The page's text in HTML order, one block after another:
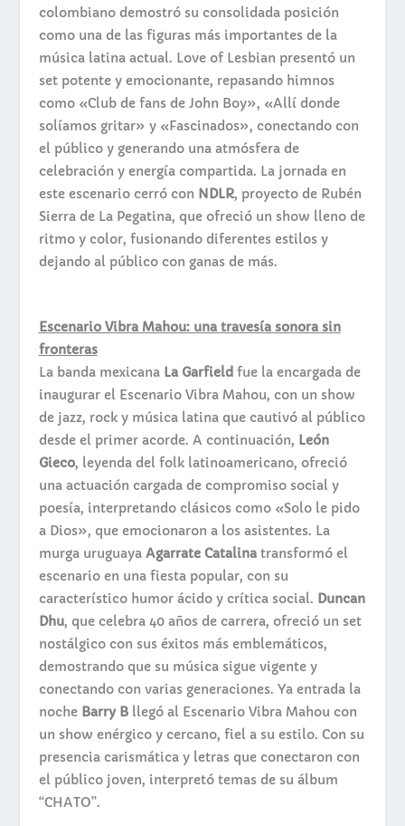
colombiano demostró su consolidada posición
como una de las figuras más importantes de la
música latina actual. Love of Lesbian presentó un
set potente y emocionante, repasando himnos
como «Club de fans de John Boy», «Allí donde
solíamos gritar» y «Fascinados», conectando con
el público y generando una atmósfera de
celebración y energía compartida. La jornada en
este escenario cerró con NDLR, proyecto de Rubén
Sierra de La Pegatina, que ofreció un show lleno de
ritmo y color, fusionando diferentes estilos y
dejando al público con ganas de más.
Escenario Vibra Mahou: una travesía sonora sin
fronteras
La banda mexicana La Garfield fue la encargada de
inaugurar el Escenario Vibra Mahou, con un show
de jazz, rock y música latina que cautivó al público
desde el primer acorde. A continuación, León
Gieco, leyenda del folk latinoamericano, ofreció
una actuación cargada de compromiso social y
poesía, interpretando clásicos como «Solo le pido
a Dios», que emocionaron a los asistentes. La
murga uruguaya Agarrate Catalinatransformó el
escenario en una fiesta popular, con su
característico humor ácido y crítica social. Duncan
Dhu, que celebra 40 años de carrera, ofreció un set
nostálgico con sus éxitos más emblemáticos,
demostrando que su música sigue vigente y
conectando con varias generaciones. Ya entrada la
noche Barry Bllegó al Escenario Vibra Mahou con
un show enérgico y cercano, fiel a su estilo. Con su
presencia carismática y letras que conectaron con
el público joven, interpretó temas de su álbum
“CHATO”.